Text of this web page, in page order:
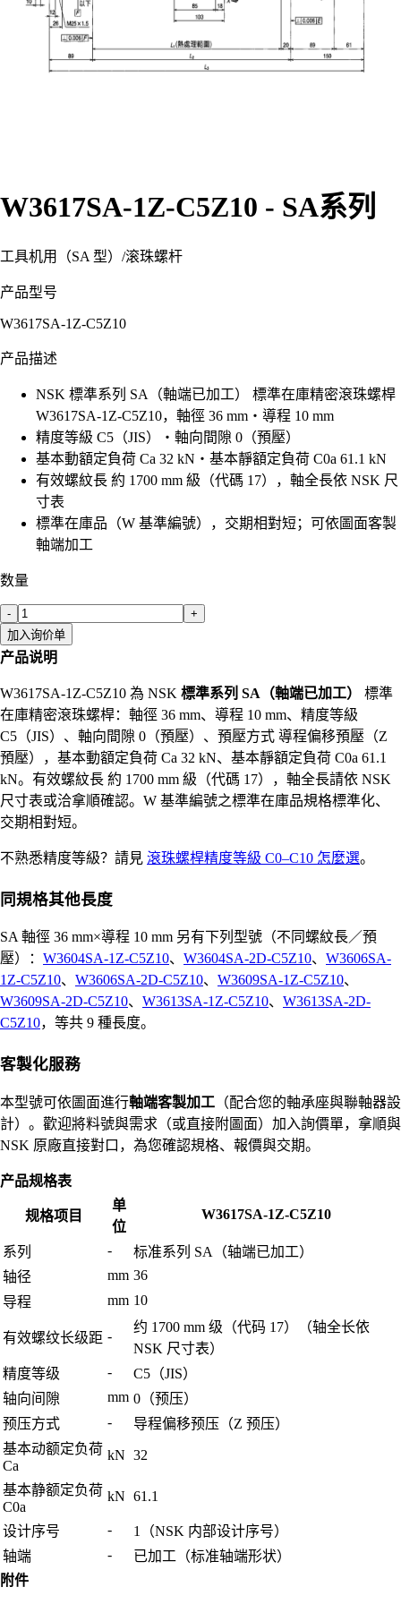
W3617SA-1Z-C5Z10 - SA系列
工具机用（SA 型） /滚珠螺杆
产品型号
W3617SA-1Z-C5Z10
产品描述
NSK 標準系列 SA（軸端已加工） 標準在庫精密滾珠螺桿
W3617SA-1Z-C5Z10，軸徑 36 mm・導程 10 mm
精度等級 C5（JIS）・軸向間隙 0（預壓）
基本動額定負荷 Ca 32 kN・基本靜額定負荷 C0a 61.1 kN
有效螺紋長 約 1700 mm 級（代碼 17），軸全長依 NSK 尺
寸表
標準在庫品（W 基準編號），交期相對短；可依圖面客製
軸端加工
数量
-
+
加入询价单
产品说明
W3617SA-1Z-C5Z10 為 NSK 標準系列 SA（軸端已加工）
標準
在庫精密滾珠螺桿：軸徑 36 mm、導程 10 mm、精度等級
C5（JIS）、軸向間隙 0（預壓）、預壓方式 導程偏移預壓（Z
預壓），基本動額定負荷 Ca 32 kN、基本靜額定負荷 C0a 61.1
kN。有效螺紋長 約 1700 mm 級（代碼 17），軸全長請依 NSK
尺寸表或洽拿順確認。W 基準編號之標準在庫品規格標準化、
交期相對短。
不熟悉精度等級？請見 滾珠螺桿精度等級 C0–C10 怎麼選。
同規格其他長度
SA 軸徑 36 mm×導程 10 mm 另有下列型號（不同螺紋長／預
壓）： W3604SA-1Z-C5Z10、 W3604SA-2D-C5Z10、 W3606SA-
1Z-C5Z10、 W3606SA-2D-C5Z10、 W3609SA-1Z-C5Z10、
W3609SA-2D-C5Z10、 W3613SA-1Z-C5Z10、 W3613SA-2D-
C5Z10，等共 9 種長度。
客製化服務
本型號可依圖面進行軸端客製加工 （配合您的軸承座與聯軸器設
計）。歡迎將料號與需求（或直接附圖面）加入詢價單，拿順與
NSK 原廠直接對口，為您確認規格、報價與交期。
产品规格表
规格项目
单
位
W3617SA-1Z-C5Z10
系列 -
标准系列 SA（轴端已加工）
轴径
mm 36
导程
mm 10
有效螺纹长级距 -
约 1700 mm 级（代码 17）（轴全长依
NSK 尺寸表）
精度等级
-
C5（JIS）
轴向间隙
mm 0（预压）
预压方式
-
导程偏移预压（Z 预压）
基本动额定负荷
Ca
kN 32
基本静额定负荷
C0a
kN 61.1
设计序号 -
1（NSK 内部设计序号）
轴端
-
已加工（标准轴端形状）
附件